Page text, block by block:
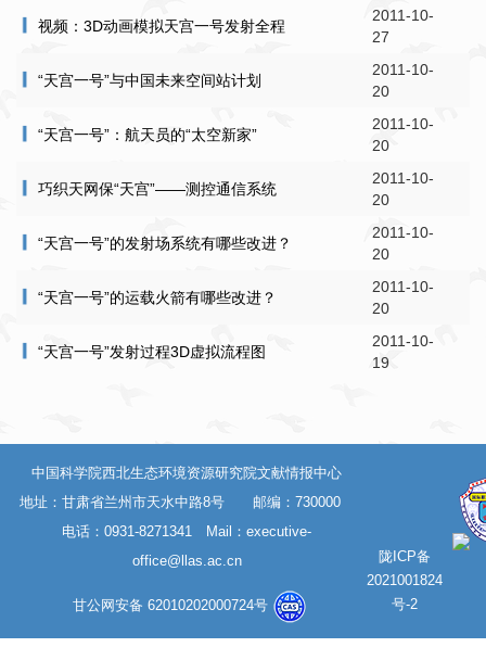
视频：3D动画模拟天宫一号发射全程
2011-10-
27
“天宫一号”与中国未来空间站计划
2011-10-
20
“天宫一号”：航天员的“太空新家”
2011-10-
20
巧织天网保“天宫”——测控通信系统
2011-10-
20
“天宫一号”的发射场系统有哪些改进？
2011-10-
20
“天宫一号”的运载火箭有哪些改进？
2011-10-
20
“天宫一号”发射过程3D虚拟流程图
2011-10-
19
中国科学院西北生态环境资源研究院文献情报中心
地址：甘肃省兰州市天水中路8号 邮编：730000
电话：0931-8271341 Mail： executive-
office@llas.ac.cn
甘公网安备 62010202000724号
陇ICP备
2021001824
号-2